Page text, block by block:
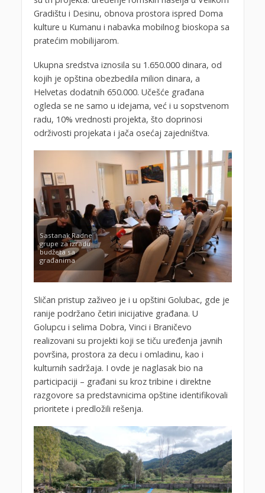
Gradištu i Desinu, obnova prostora ispred Doma
kulture u Kumanu i nabavka mobilnog bioskopa sa
pratećim mobilijarom.
Ukupna sredstva iznosila su 1.650.000 dinara, od
kojih je opština obezbedila milion dinara, a
Helvetas dodatnih 650.000. Učešće građana
ogleda se ne samo u idejama, već i u sopstvenom
radu, 10% vrednosti projekta, što doprinosi
održivosti projekata i jača osećaj zajedništva.
Sastanak Radne
grupe za izradu
budžeta sa
građanima
Sličan pristup zaživeo je i u opštini Golubac, gde je
ranije podržano četiri inicijative građana. U
Golupcu i selima Dobra, Vinci i Braničevo
realizovani su projekti koji se tiču uređenja javnih
površina, prostora za decu i omladinu, kao i
kulturnih sadržaja. I ovde je naglasak bio na
participaciji – građani su kroz tribine i direktne
razgovore sa predstavnicima opštine identifikovali
prioritete i predložili rešenja.